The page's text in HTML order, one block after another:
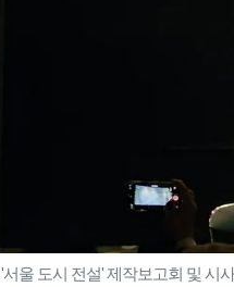
'서울 도시 전설' 제작보고회 및 시